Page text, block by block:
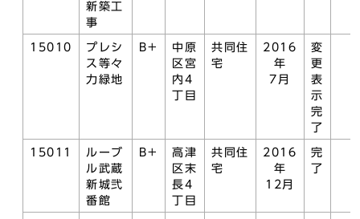
新築工
事
15010
プレシ
ス等々
力緑地
B+
中原
区宮
内4
丁目
共同住
宅
2016
年
7月
変
更
表
示
完
了
15011
ルーブ
ル武蔵
新城弐
番館
B+
高津
区末
長4
丁目
共同住
宅
2016
年
12月
完
了